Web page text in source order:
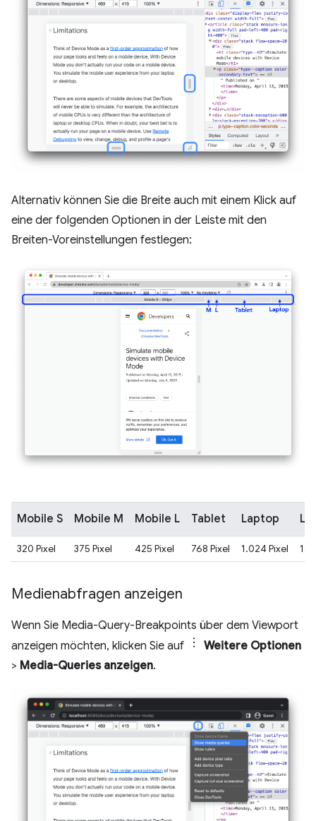
Alternativ können Sie die Breite auch mit einem Klick auf
eine der folgenden Optionen in der Leiste mit den
Breiten-Voreinstellungen festlegen:
Mobile S Mobile M Mobile L Tablet Laptop
320 Pixel 375 Pixel 425 Pixel 768 Pixel 1.024 Pixel
Medienabfragen anzeigen
Wenn Sie Media-Query-Breakpoints über dem Viewport
anzeigen möchten, klicken Sie auf
Weitere Optionen
> Media-Queries anzeigen.